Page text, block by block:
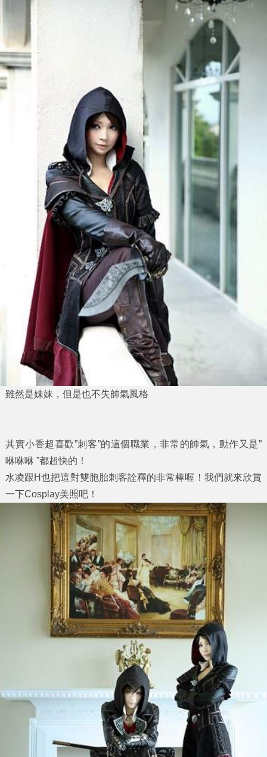
雖然是妹妹，但是也不失帥氣風格
其實小香超喜歡”刺客”的這個職業，非常的帥氣，動作又是”
咻咻咻 ”都超快的！
水凌跟H也把這對雙胞胎刺客詮釋的非常棒喔！我們就來欣賞
一下Cosplay美照吧！